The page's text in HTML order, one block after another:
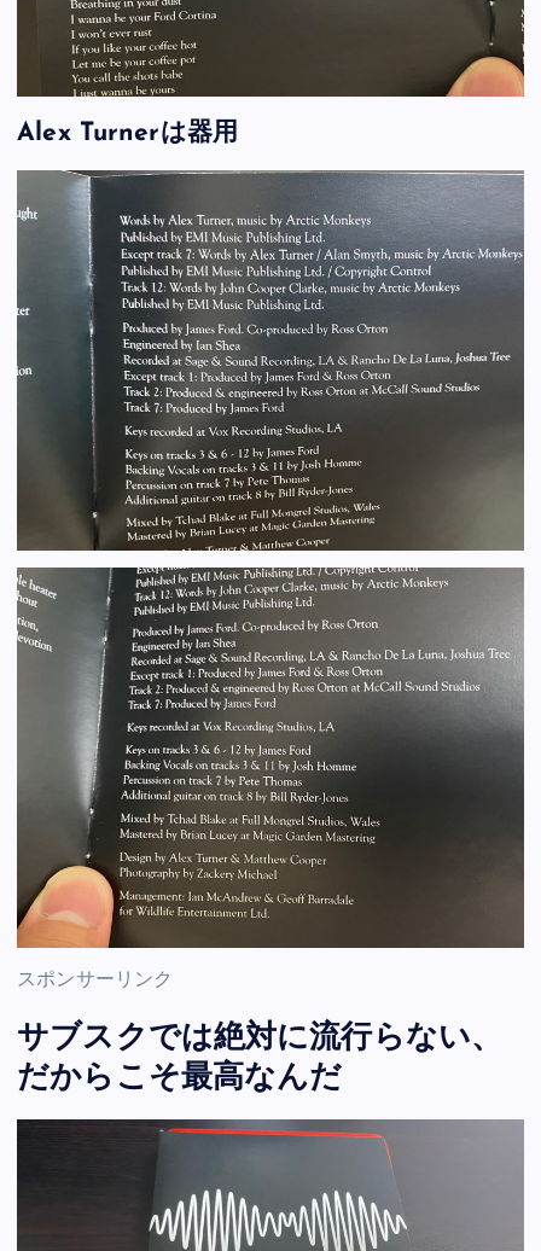
Alex Turnerは器用
スポンサーリンク
サブスクでは絶対に流行らない、
だからこそ最高なんだ